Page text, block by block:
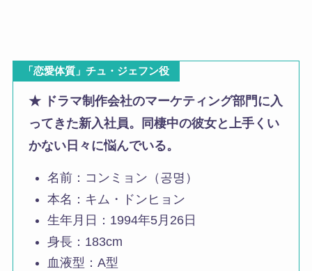
「恋愛体質」チュ・ジェフン役
★ ドラマ制作会社のマーケティング部門に入
ってきた新入社員。同棲中の彼女と上手くい
かない日々に悩んでいる。
名前：コンミョン（공명）
本名：キム・ドンヒョン
生年月日：1994年5月26日
身長：183cm
血液型：A型